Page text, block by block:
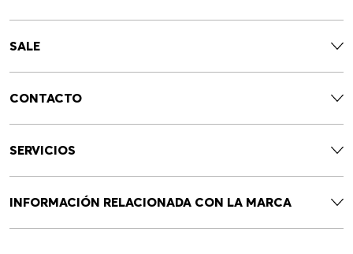
SALE
CONTACTO
SERVICIOS
INFORMACIÓN RELACIONADA CON LA MARCA